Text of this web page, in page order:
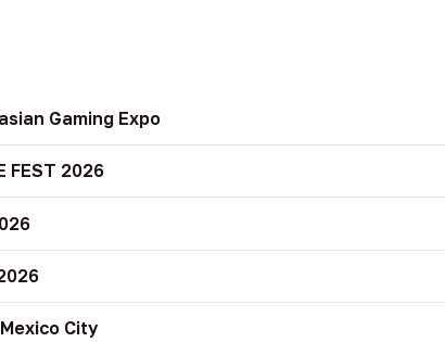
Gaming Expo
FEST 2026
City